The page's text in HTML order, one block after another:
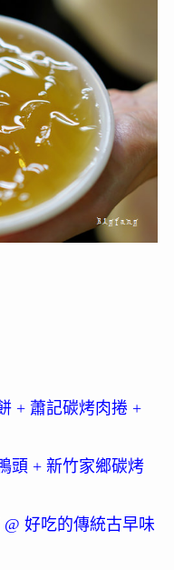
+ 蕭記碳烤肉捲 +
頭 + 新竹家鄉碳烤
好吃的傳統古早味